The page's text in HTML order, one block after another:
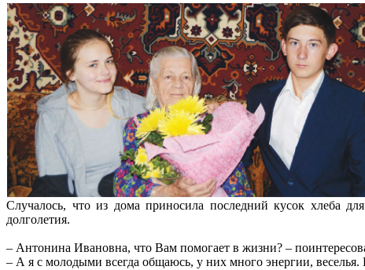
Случалось, что из дома приносила последний кусок хлеба
долголетия.
– Антонина Ивановна, что Вам помогает в жизни? –
– А я с молодыми всегда общаюсь, у них много энергии,